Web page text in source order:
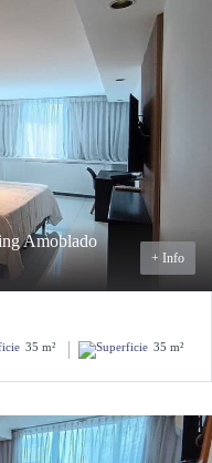
Amoblado
+ Info
35 m² 35 m²